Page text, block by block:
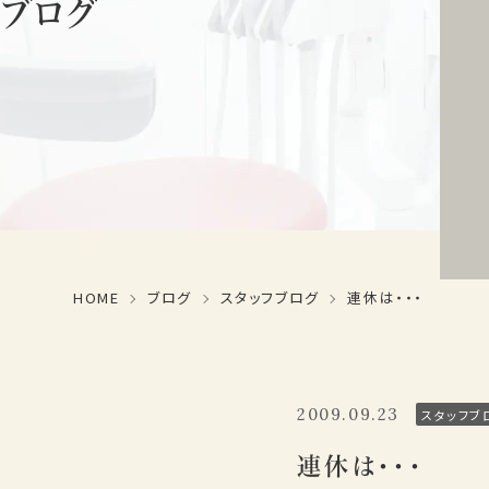
ブログ
HOME ブログ スタッフブログ 連休は・・・
2009.09.23 スタッフブ
連休は・・・